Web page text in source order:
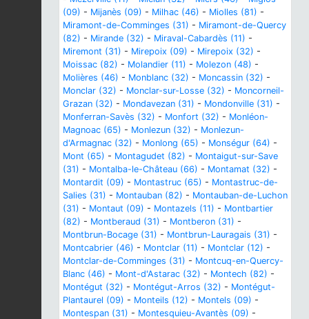
(09) - Mijanès (09) - Milhac (46) - Miolles (81) -
Miramont-de-Comminges (31) - Miramont-de-Quercy
(82) - Mirande (32) - Miraval-Cabardès (11) -
Miremont (31) - Mirepoix (09) - Mirepoix (32) -
Moissac (82) - Molandier (11) - Molezon (48) -
Molières (46) - Monblanc (32) - Moncassin (32) -
Monclar (32) - Monclar-sur-Losse (32) - Moncorneil-
Grazan (32) - Mondavezan (31) - Mondonville (31) -
Monferran-Savès (32) - Monfort (32) - Monléon-
Magnoac (65) - Monlezun (32) - Monlezun-
d'Armagnac (32) - Monlong (65) - Monségur (64) -
Mont (65) - Montagudet (82) - Montaigut-sur-Save
(31) - Montalba-le-Château (66) - Montamat (32) -
Montardit (09) - Montastruc (65) - Montastruc-de-
Salies (31) - Montauban (82) - Montauban-de-Luchon
(31) - Montaut (09) - Montazels (11) - Montbartier
(82) - Montberaud (31) - Montberon (31) -
Montbrun-Bocage (31) - Montbrun-Lauragais (31) -
Montcabrier (46) - Montclar (11) - Montclar (12) -
Montclar-de-Comminges (31) - Montcuq-en-Quercy-
Blanc (46) - Mont-d'Astarac (32) - Montech (82) -
Montégut (32) - Montégut-Arros (32) - Montégut-
Plantaurel (09) - Monteils (12) - Montels (09) -
Montespan (31) - Montesquieu-Avantès (09) -